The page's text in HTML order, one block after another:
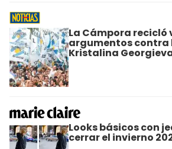
La Cámpora recicló
argumentos contra
Kristalina
Looks básicos con
cerrar el invierno